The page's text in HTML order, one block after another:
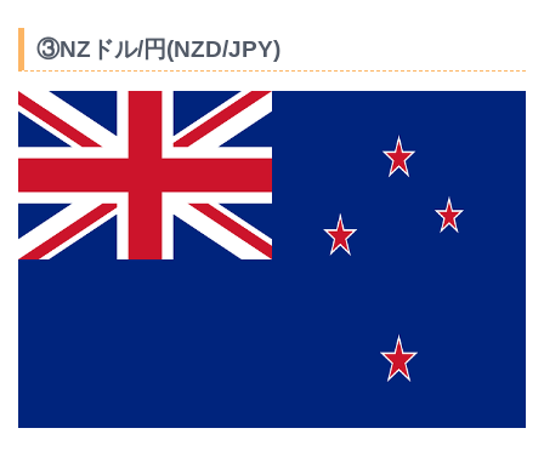
③NZドル/円(NZD/JPY)